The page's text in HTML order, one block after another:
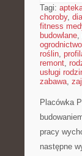
Tagi:
choroby,
fitness
budowlane,
ogrodnictwo
roślin,
remont,
usługi
zabawa,
Placówka
pracy
następne